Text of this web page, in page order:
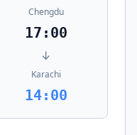
Chengdu
17:00
↓
Karachi
14:00